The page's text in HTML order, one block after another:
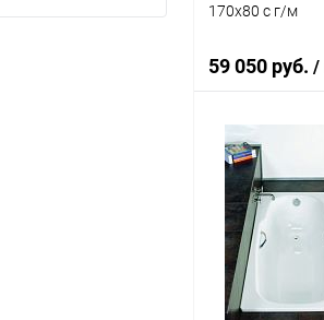
170x80 с г/м
59 050 руб. /
Купить в 1 клик
В избранное